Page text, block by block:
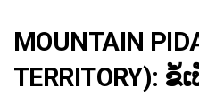
MOUNTAIN
TERRITORY):